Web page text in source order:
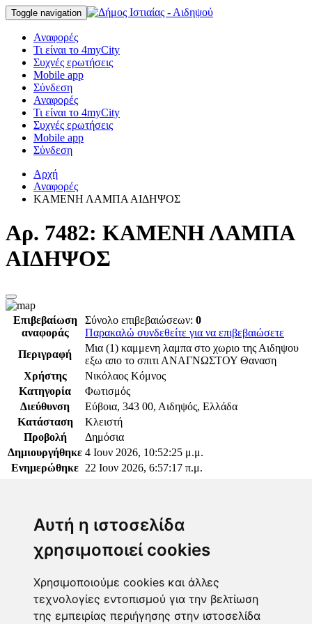
Αυτή η ιστοσελίδα
χρησιμοποιεί cookies
Χρησιμοποιούμε cookies και άλλες
τεχνολογίες εντοπισμού για την βελτίωση
της εμπειρίας περιήγησης στην ιστοσελίδα
Toggle navigation
Αναφορές
Τι είναι το 4myCity
Συχνές ερωτήσεις
Mobile app
Σύνδεση
Αναφορές
Τι είναι το 4myCity
Συχνές ερωτήσεις
Mobile app
Σύνδεση
Αρχή
Αναφορές
ΚΑΜΕΝΗ ΛΑΜΠΑ ΑΙΔΗΨΟΣ
Αρ. 7482: ΚΑΜΕΝΗ ΛΑΜΠΑ
ΑΙΔΗΨΟΣ
Επιβεβαίωση
αναφοράς
Σύνολο επιβεβαιώσεων: 0
Παρακαλώ συνδεθείτε για να επιβεβαιώσετε
Περιγραφή
Μια (1) καμμενη λαμπα στο χωριο της Αιδηψου
εξω απο το σπιτι ΑΝΑΓΝΩΣΤΟΥ Θαναση
Χρήστης
Νικόλαος Κόμνος
Κατηγορία
Φωτισμός
Διεύθυνση
Εύβοια, 343 00, Αιδηψός, Ελλάδα
Κατάσταση
Κλειστή
Προβολή
Δημόσια
Δημιουργήθηκε 4 Ιουν 2026, 10:52:25 μ.μ.
Ενημερώθηκε 22 Ιουν 2026, 6:57:17 π.μ.
Επόπτης